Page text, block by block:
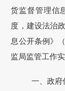
货监督管理信
度，建设法治
息公开条例》
监局监管工作
一、政府